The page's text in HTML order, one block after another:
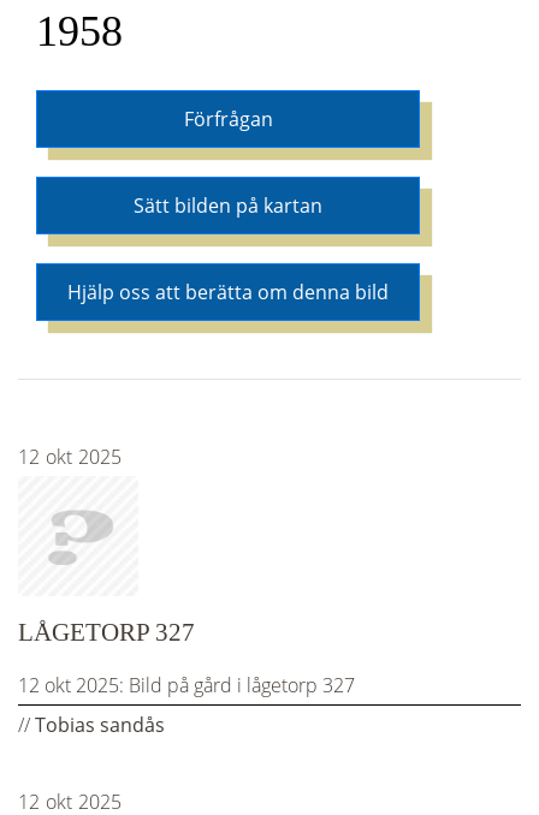
1958
Förfrågan
Sätt bilden på kartan
Hjälp oss att berätta om denna bild
12 okt 2025
LÅGETORP 327
12 okt 2025: Bild på gård i lågetorp 327
//Tobias sandås
12 okt 2025